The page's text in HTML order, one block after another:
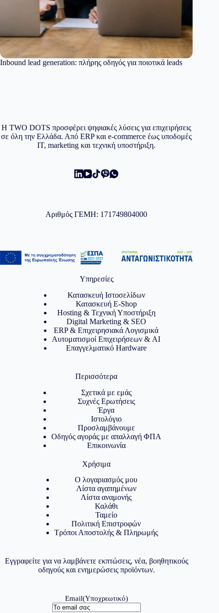
Inbound lead generation: πλήρης οδηγός για ποιοτικά leads
Η TWO DOTS προσφέρει ψηφιακές λύσεις για επιχειρήσεις
σε όλη την Ελλάδα. Από ERP και e-commerce έως υποδομές
IT, marketing και τεχνική υποστήριξη.
Αριθμός ΓΕΜΗ: 171749804000
Υπηρεσίες
Κατασκευή Ιστοσελίδων
Κατασκευή E-Shop
Hosting & Τεχνική Υποστήριξη
Digital Marketing & SEO
ERP & Επιχειρησιακά Λογισμικά
Αυτοματισμοί Επιχειρήσεων & AI
Επαγγελματικό Hardware
Περισσότερα
Σχετικά με εμάς
Συχνές Ερωτήσεις
Έργα
Ιστολόγιο
Προσλαμβάνουμε
Οδηγός αγοράς με απαλλαγή ΦΠΑ
Επικοινωνία
Χρήσιμα
Ο λογαριασμός μου
Λίστα αγαπημένων
Λίστα αναμονής
Καλάθι
Ταμείο
Πολιτική Επιστροφών
Τρόποι Αποστολής & Πληρωμής
Εγγραφείτε για να λαμβάνετε εκπτώσεις, νέα, βοηθητικούς
οδηγούς και ενημερώσεις προϊόντων.
Email(Υποχρεωτικό)